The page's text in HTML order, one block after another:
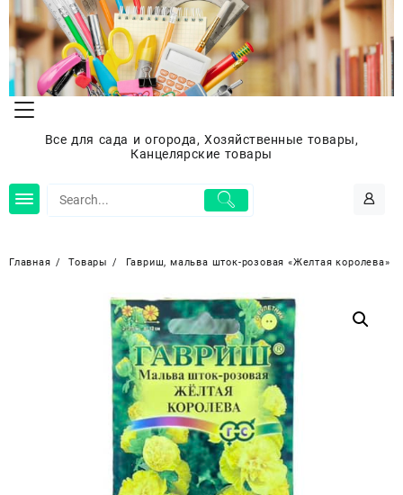
Перейти
содержимому
Все для сада и огорода, Хозяйственные товары,
Канцелярские товары
Главная Товары Гавриш, мальва шток-розовая «Желтая королева»